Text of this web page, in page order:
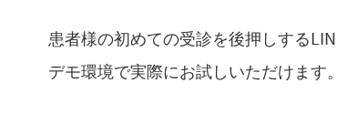
患者様の初めての受診を後押しする
デモ環境で実際にお試しいただけます。